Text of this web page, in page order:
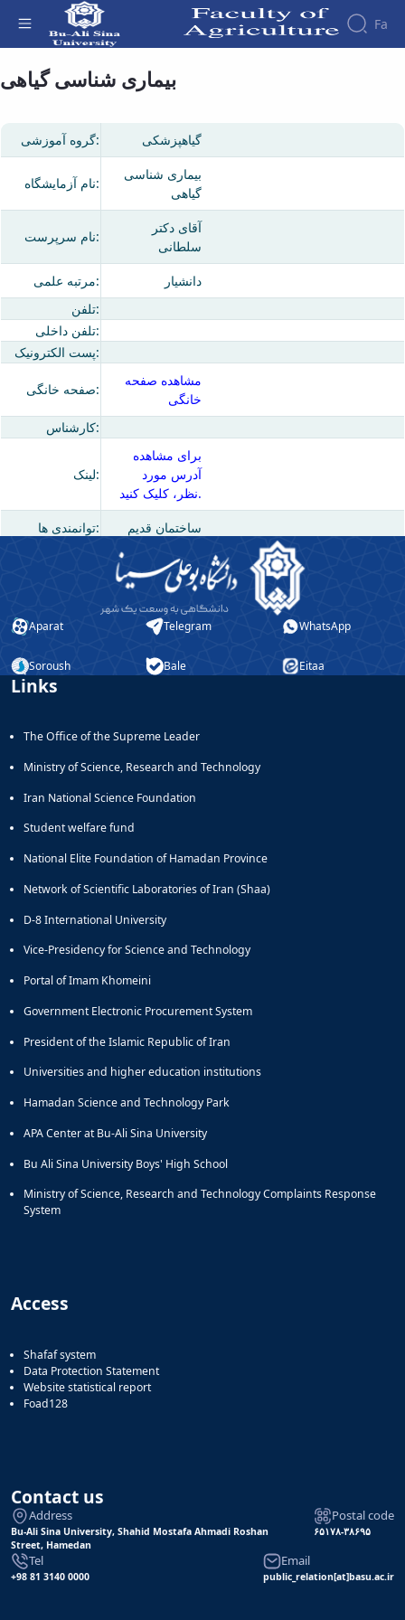
Fa
بیماری شناسی گیاهی
گروه آموزشی: گیاهپزشکی
نام آزمایشگاه:
بیماری شناسی
گیاهی
نام سرپرست:
آقای دکتر
سلطانی
مرتبه علمی:
دانشیار
تلفن:
تلفن داخلی:
پست الکترونیک:
صفحه خانگی:
مشاهده صفحه
خانگی
کارشناس:
لینک:
برای مشاهده
آدرس مورد
نظر، کلیک کنید.
توانمندی ها:
ساختمان قدیم
Aparat Telegram WhatsApp
Soroush Bale Eitaa
Links
The Office of the Supreme Leader
Ministry of Science, Research and Technology
Iran National Science Foundation
Student welfare fund
National Elite Foundation of Hamadan Province
Network of Scientific Laboratories of Iran (Shaa)
D-8 International University
Vice-Presidency for Science and Technology
Portal of Imam Khomeini
Government Electronic Procurement System
President of the Islamic Republic of Iran
Universities and higher education institutions
Hamadan Science and Technology Park
APA Center at Bu-Ali Sina University
Bu Ali Sina University Boys' High School
Ministry of Science, Research and Technology Complaints Response
System
Access
Shafaf system
Data Protection Statement
Website statistical report
Foad128
Contact us
Address
Bu-Ali Sina University, Shahid Mostafa Ahmadi Roshan
Street, Hamedan
Postal code
۶۵۱۷۸-۳۸۶۹۵
Tel
+98 81 3140 0000
Email
public_relation[at]basu.ac.ir